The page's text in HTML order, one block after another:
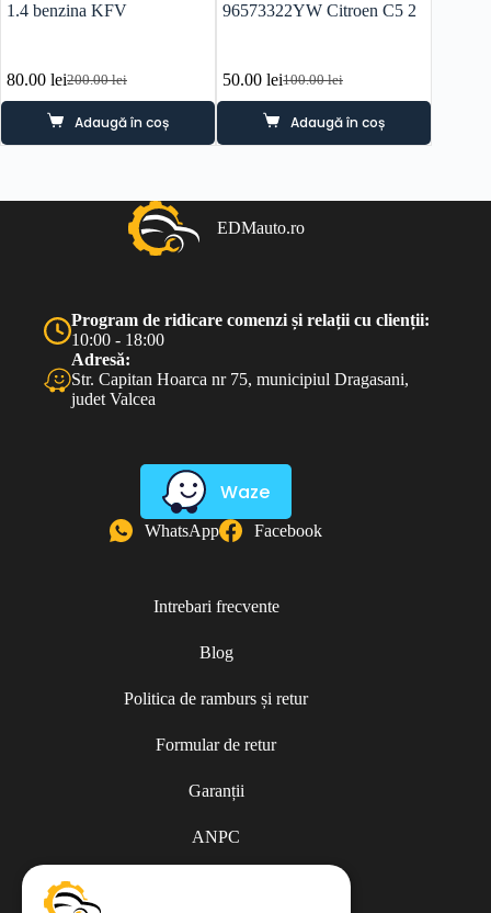
1.4 benzina KFV
200.00lei
Prețul
fost:
80.00 leiPrețul
este:
80.00 lei.
Adaugă în coș
96573322YW Citroen C5 2
100.00lei
Prețul
fost:
50.00leiPrețul
este:
50.00 lei.
Adaugă în coș
EDMauto.ro
Program de ridicare comenzi și relații cu clienții:
10:00 - 18:00
Adresă:
Str. Capitan Hoarca nr 75, municipiul Dragasani,
judet Valcea
Waze
WhatsApp Facebook
Intrebari frecvente
Blog
Politica de ramburs și retur
Formular de retur
Garanții
ANPC